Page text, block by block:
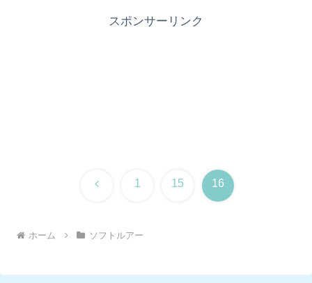
スポンサーリンク
前 1 15 16
ホーム ソフトルアー